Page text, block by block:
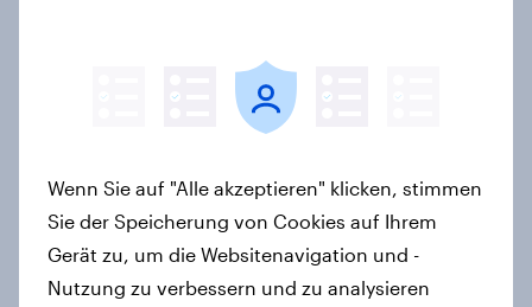
Kaufentscheidungen beeinflussen
Artikel
[DE On-Demand Webinar] Wenn KI
die Suche übernimmt
Wenn Sie auf "Alle akzeptieren" klicken, stimmen
Sie der Speicherung von Cookies auf Ihrem
Gerät zu, um die Websitenavigation und -
Nutzung zu verbessern und zu analysieren